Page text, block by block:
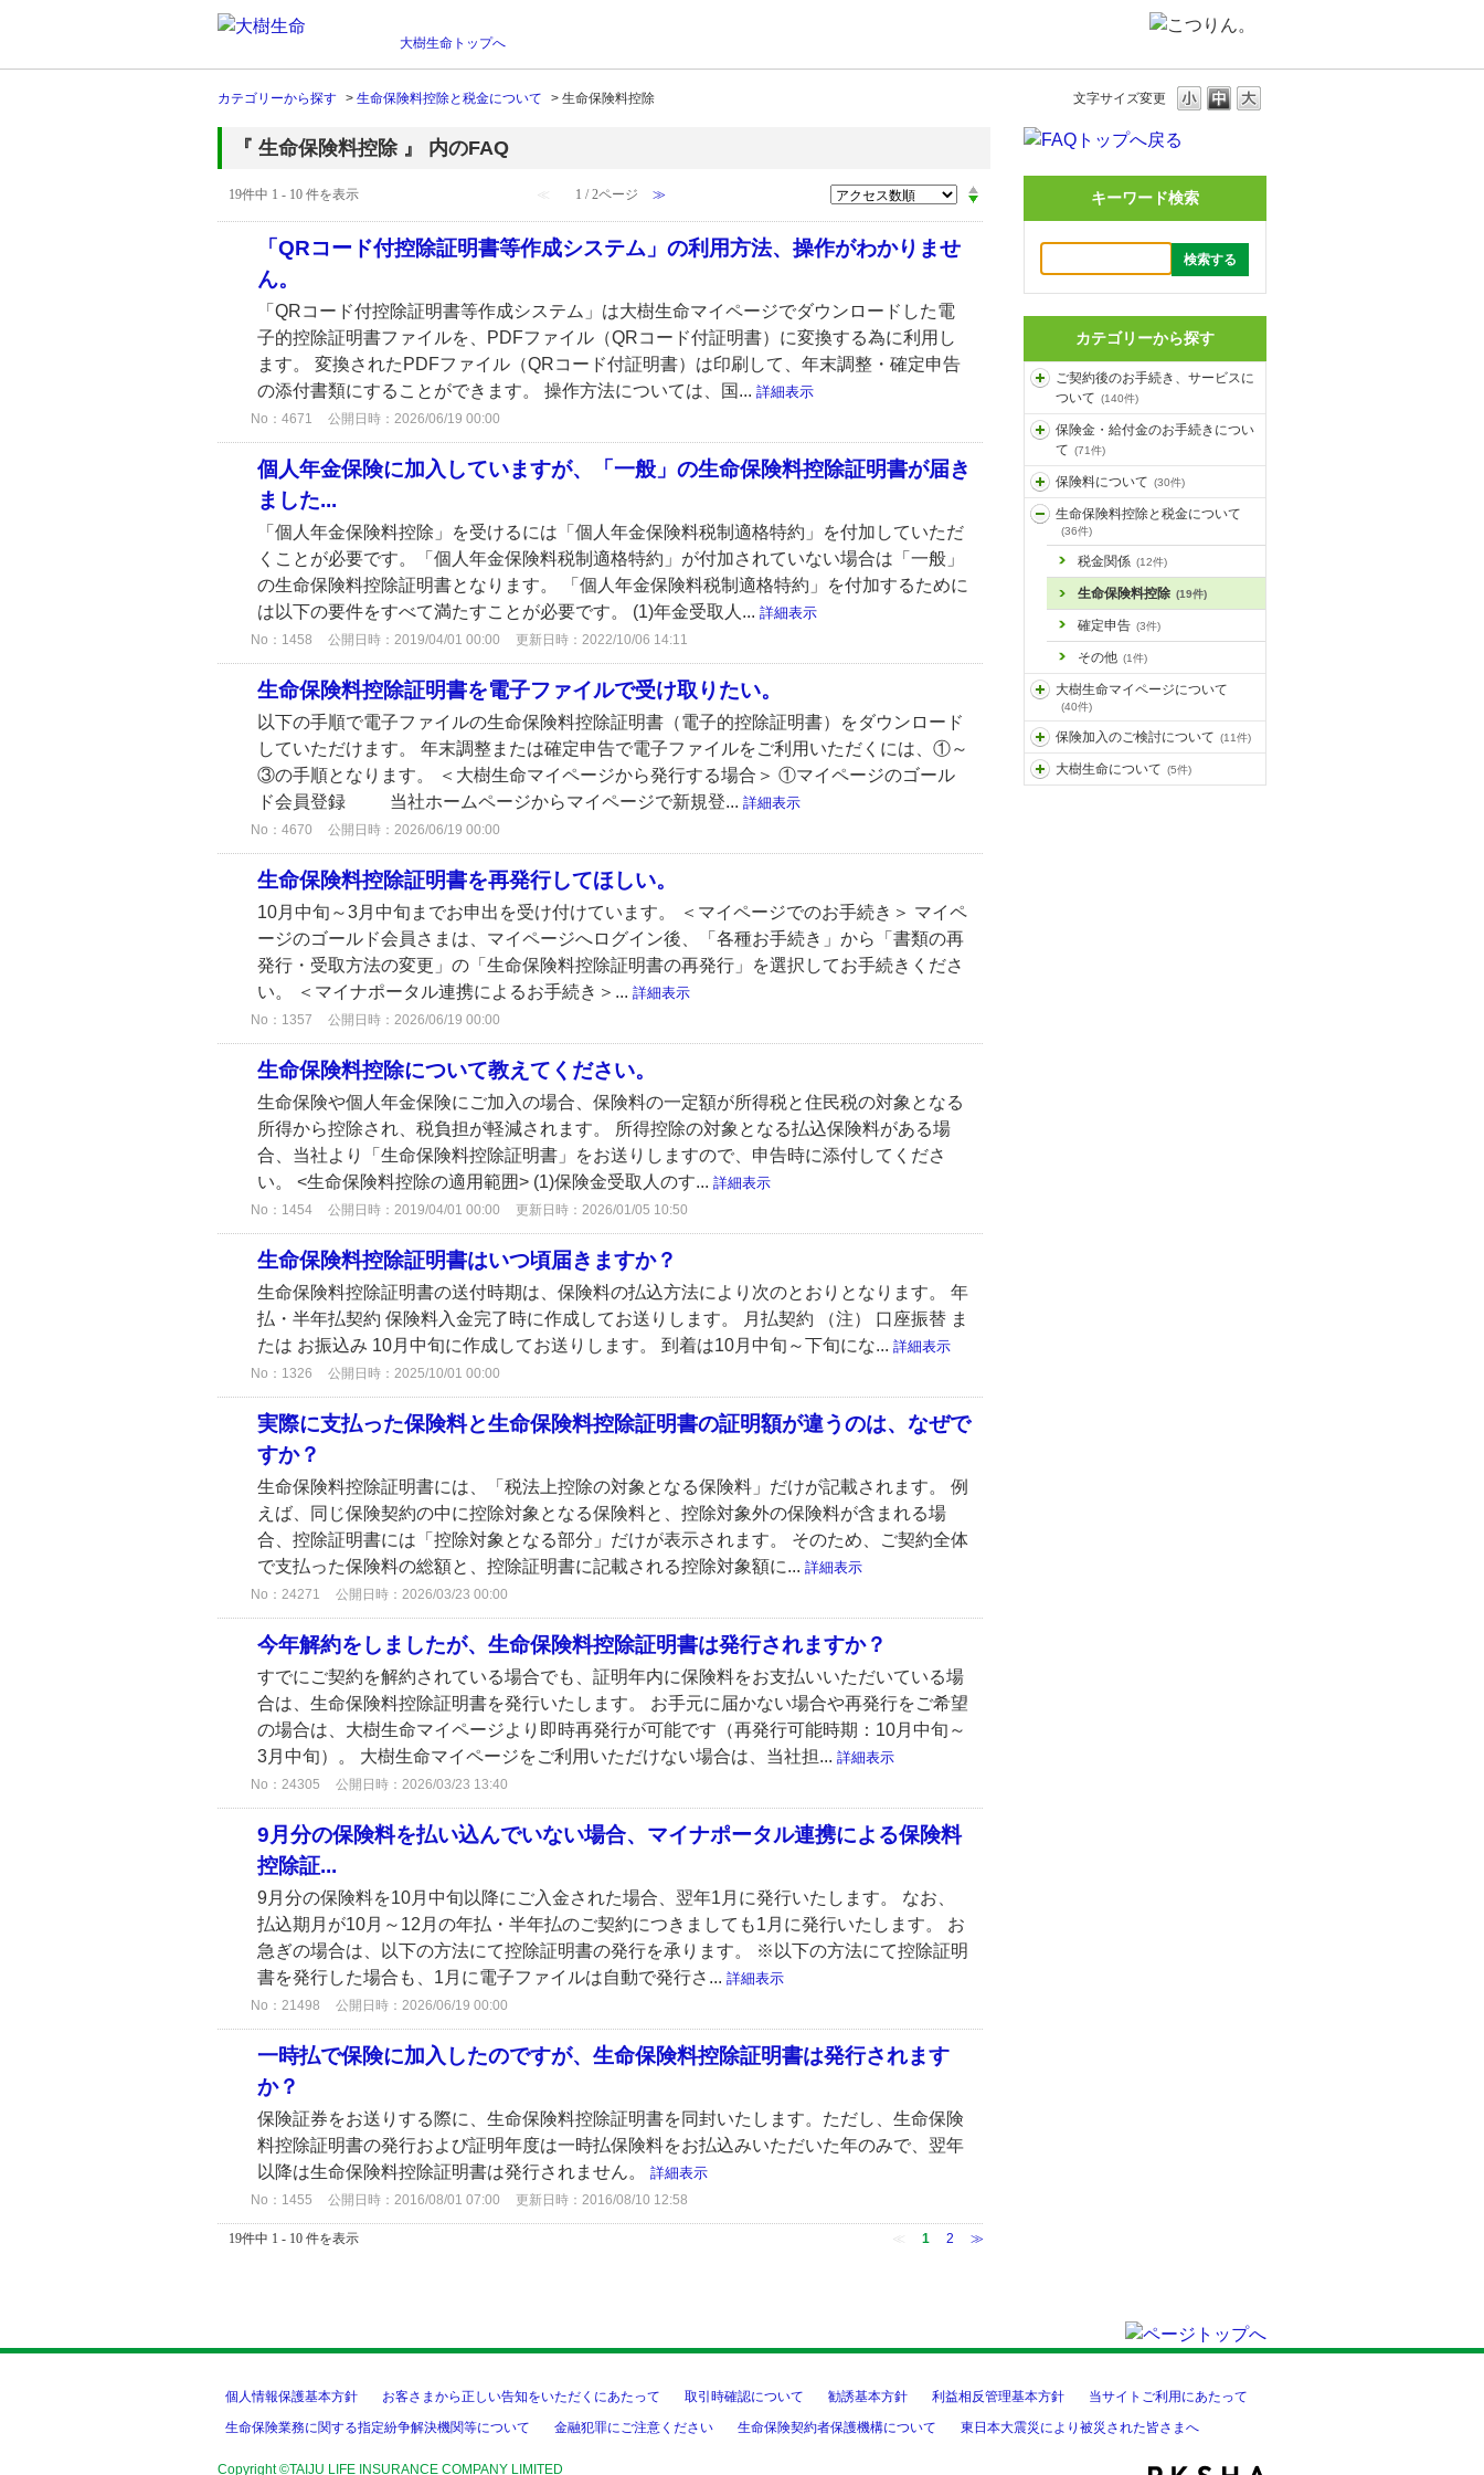
大樹生命トップへ
文字サイズ変更
カテゴリーから探す > 生命保険料控除と税金について > 生命保険料控除
キーワード検索
カテゴリーから探す
ご契約後のお手続き、サービスに
ついて (140件)
保険金・給付金のお手続きについ
て (71件)
保険料について (30件)
生命保険料控除と税金について
(36件)
税金関係 (12件)
生命保険料控除 (19件)
確定申告 (3件)
その他 (1件)
大樹生命マイページについて
(40件)
保険加入のご検討について (11件)
大樹生命について (5件)
『 生命保険料控除 』 内のFAQ
19件中 1 - 10 件を表示 ≪ 1 / 2ページ ≫
「QRコード付控除証明書等作成システム」の利用方法、操作がわかりませ
ん。
「QRコード付控除証明書等作成システム」は大樹生命マイページでダウンロードした電
子的控除証明書ファイルを、PDFファイル（QRコード付証明書）に変換する為に利用し
ます。 変換されたPDFファイル（QRコード付証明書）は印刷して、年末調整・確定申告
の添付書類にすることができます。 操作方法については、国... 詳細表示
No：4671 公開日時：2026/06/19 00:00
個人年金保険に加入していますが、「一般」の生命保険料控除証明書が届き
ました...
「個人年金保険料控除」を受けるには「個人年金保険料税制適格特約」を付加していただ
くことが必要です。「個人年金保険料税制適格特約」が付加されていない場合は「一般」
の生命保険料控除証明書となります。 「個人年金保険料税制適格特約」を付加するために
は以下の要件をすべて満たすことが必要です。 (1)年金受取人... 詳細表示
No：1458 公開日時：2019/04/01 00:00 更新日時：2022/10/06 14:11
生命保険料控除証明書を電子ファイルで受け取りたい。
以下の手順で電子ファイルの生命保険料控除証明書（電子的控除証明書）をダウンロード
していただけます。 年末調整または確定申告で電子ファイルをご利用いただくには、①～
③の手順となります。 ＜大樹生命マイページから発行する場合＞ ①マイページのゴール
ド会員登録 当社ホームページからマイページで新規登... 詳細表示
No：4670 公開日時：2026/06/19 00:00
生命保険料控除証明書を再発行してほしい。
10月中旬～3月中旬までお申出を受け付けています。 ＜マイページでのお手続き＞ マイペ
ージのゴールド会員さまは、マイページへログイン後、「各種お手続き」から「書類の再
発行・受取方法の変更」の「生命保険料控除証明書の再発行」を選択してお手続きくださ
い。 ＜マイナポータル連携によるお手続き＞... 詳細表示
No：1357 公開日時：2026/06/19 00:00
生命保険料控除について教えてください。
生命保険や個人年金保険にご加入の場合、保険料の一定額が所得税と住民税の対象となる
所得から控除され、税負担が軽減されます。 所得控除の対象となる払込保険料がある場
合、当社より「生命保険料控除証明書」をお送りしますので、申告時に添付してくださ
い。 <生命保険料控除の適用範囲> (1)保険金受取人のす... 詳細表示
No：1454 公開日時：2019/04/01 00:00 更新日時：2026/01/05 10:50
生命保険料控除証明書はいつ頃届きますか？
生命保険料控除証明書の送付時期は、保険料の払込方法により次のとおりとなります。 年
払・半年払契約 保険料入金完了時に作成してお送りします。 月払契約 （注） 口座振替 ま
たは お振込み 10月中旬に作成してお送りします。 到着は10月中旬～下旬にな... 詳細表示
No：1326 公開日時：2025/10/01 00:00
実際に支払った保険料と生命保険料控除証明書の証明額が違うのは、なぜで
すか？
生命保険料控除証明書には、「税法上控除の対象となる保険料」だけが記載されます。 例
えば、同じ保険契約の中に控除対象となる保険料と、控除対象外の保険料が含まれる場
合、控除証明書には「控除対象となる部分」だけが表示されます。 そのため、ご契約全体
で支払った保険料の総額と、控除証明書に記載される控除対象額に... 詳細表示
No：24271 公開日時：2026/03/23 00:00
今年解約をしましたが、生命保険料控除証明書は発行されますか？
すでにご契約を解約されている場合でも、証明年内に保険料をお支払いいただいている場
合は、生命保険料控除証明書を発行いたします。 お手元に届かない場合や再発行をご希望
の場合は、大樹生命マイページより即時再発行が可能です（再発行可能時期：10月中旬～
3月中旬）。 大樹生命マイページをご利用いただけない場合は、当社担... 詳細表示
No：24305 公開日時：2026/03/23 13:40
9月分の保険料を払い込んでいない場合、マイナポータル連携による保険料
控除証...
9月分の保険料を10月中旬以降にご入金された場合、翌年1月に発行いたします。 なお、
払込期月が10月～12月の年払・半年払のご契約につきましても1月に発行いたします。 お
急ぎの場合は、以下の方法にて控除証明書の発行を承ります。 ※以下の方法にて控除証明
書を発行した場合も、1月に電子ファイルは自動で発行さ... 詳細表示
No：21498 公開日時：2026/06/19 00:00
一時払で保険に加入したのですが、生命保険料控除証明書は発行されます
か？
保険証券をお送りする際に、生命保険料控除証明書を同封いたします。ただし、生命保険
料控除証明書の発行および証明年度は一時払保険料をお払込みいただいた年のみで、翌年
以降は生命保険料控除証明書は発行されません。 詳細表示
No：1455 公開日時：2016/08/01 07:00 更新日時：2016/08/10 12:58
19件中 1 - 10 件を表示 ≪ 1 2 ≫
個人情報保護基本方針 お客さまから正しい告知をいただくにあたって 取引時確認について 勧誘基本方針 利益相反管理基本方針
当サイトご利用にあたって
生命保険業務に関する指定紛争解決機関等について
金融犯罪にご注意ください 生命保険契約者保護機構について 東日本大震災により被災された皆さまへ
Copyright ©TAIJU LIFE INSURANCE COMPANY LIMITED